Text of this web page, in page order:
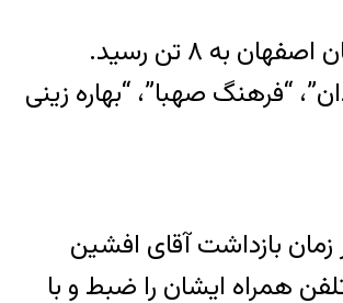
۸ تن رسید.
“فرهنگ صهبا”، “بهاره زینی
زمان بازداشت آقای افشین
همراه ایشان را ضبط و با